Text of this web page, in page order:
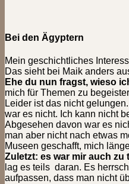
Bei den Ägyptern
Mein geschichtliches
Das sieht bei Maik anders
Ehe du nun fragst, wieso
mich für Themen zu
Leider ist das nicht
war es nicht. Ich kann nicht
Abgesehen davon war es
man aber nicht nach etwas
Museen geschafft, mich
Zuletzt: es war mir auch zu
lag es teils daran. Es
aufpassen, dass man nicht